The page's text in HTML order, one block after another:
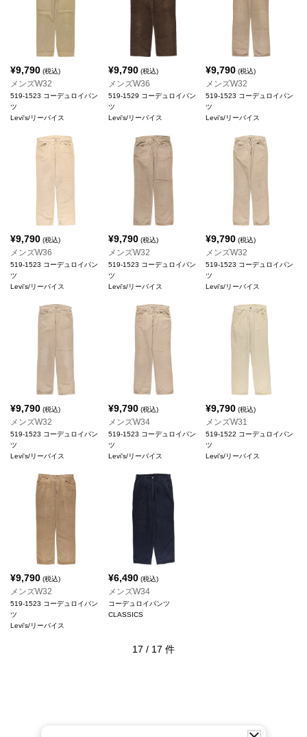
¥9,790 (税込)
メンズW32
519-1523 コーデュロイパン
ツ
Levi's/リーバイス
¥9,790(税込)
メンズW36
519-1529 コーデュロイパン
ツ
Levi's/リーバイス
¥9,790 (税込)
メンズW32
519-1523 コーデュロイパン
ツ
Levi's/リーバイス
¥9,790 (税込)
メンズW36
519-1523 コーデュロイパン
ツ
Levi's/リーバイス
¥9,790(税込)
メンズW32
519-1523 コーデュロイパン
ツ
Levi's/リーバイス
¥9,790 (税込)
メンズW32
519-1523 コーデュロイパン
ツ
Levi's/リーバイス
¥9,790 (税込)
メンズW32
519-1523 コーデュロイパン
ツ
Levi's/リーバイス
¥9,790(税込)
メンズW34
519-1523 コーデュロイパン
ツ
Levi's/リーバイス
¥9,790 (税込)
メンズW31
519-1522 コーデュロイパン
ツ
Levi's/リーバイス
¥9,790 (税込)
メンズW32
519-1523 コーデュロイパン
ツ
Levi's/リーバイス
¥6,490(税込)
メンズW34
コーデュロイパンツ
CLASSICS
17 / 17 件